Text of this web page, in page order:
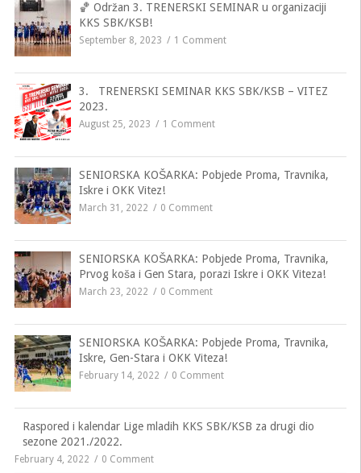
🏀 Održan 3. TRENERSKI SEMINAR u organizaciji
KKS SBK/KSB!
September 8, 2023 1 Comment
3. TRENERSKI SEMINAR KKS SBK/KSB – VITEZ
2023.
August 25, 2023 1 Comment
SENIORSKA KOŠARKA: Pobjede Proma, Travnika,
Iskre i OKK Vitez!
March 31, 2022 0 Comment
SENIORSKA KOŠARKA: Pobjede Proma, Travnika,
Prvog koša i Gen Stara, porazi Iskre i OKK Viteza!
March 23, 2022 0 Comment
SENIORSKA KOŠARKA: Pobjede Proma, Travnika,
Iskre, Gen-Stara i OKK Viteza!
February 14, 2022 0 Comment
Raspored i kalendar Lige mladih KKS SBK/KSB za drugi dio
sezone 2021./2022.
February 4, 2022 0 Comment